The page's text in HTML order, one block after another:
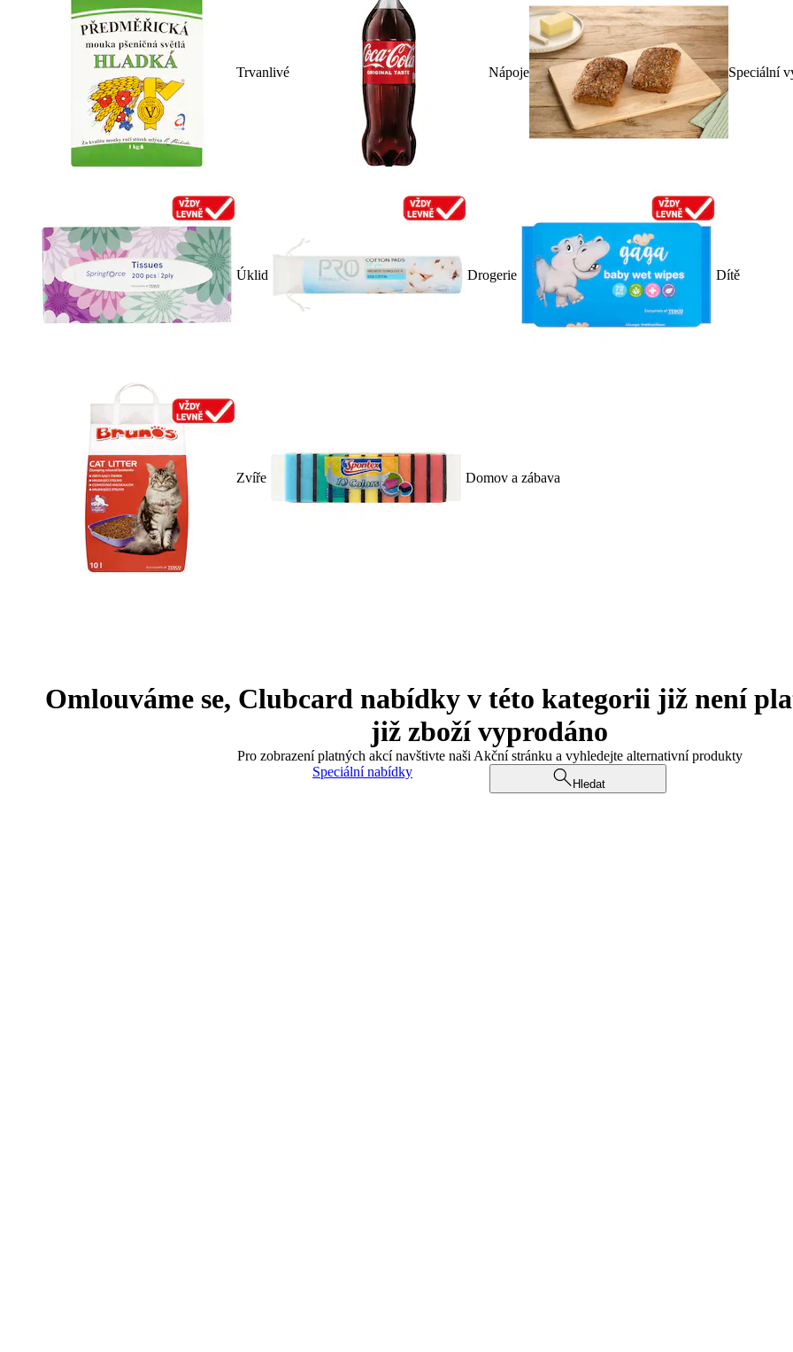
Trvanlivé Nápoje Speciální
Úklid Drogerie Dítě
Zvíře Domov a zábava
Omlouváme se, Clubcard nabídky v této kategorii již není
již zboží vyprodáno
Pro zobrazení platných akcí navštivte naši Akční stránku a vyhledejte alternativní produkty
Speciální nabídky
Hledat